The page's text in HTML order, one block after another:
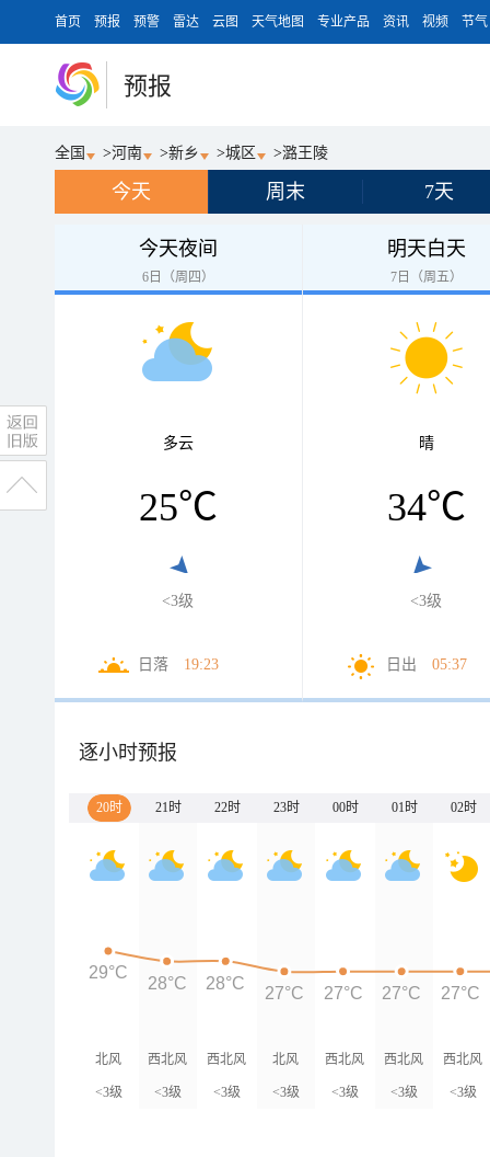
首页 预报 预警 雷达 云图 天气地图 专业产品 资讯 视频 节气
预报
全国 >河南 >新乡 >城区 >潞王陵
今天 周末 7天
今天夜间
6日（周四）
多云
25℃
<3级
日落 19:23
明天白天
7日（周五）
晴
34℃
<3级
日出 05:37
逐小时预报
20时 21时 22时 23时 00时 01时 02时
北风
<3级
西北风
<3级
西北风
<3级
北风
<3级
西北风
<3级
西北风
<3级
西北风
<3级
29°C
28°C 28°C
27°C 27°C 27°C 27°C